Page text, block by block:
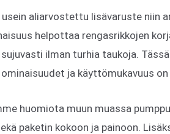
aliarvostettu lisävaruste niin
helpottaa rengasrikkojen
ilman turhia taukoja.
ja käyttömukavuus
huomiota muun muassa
paketin kokoon ja painoon.